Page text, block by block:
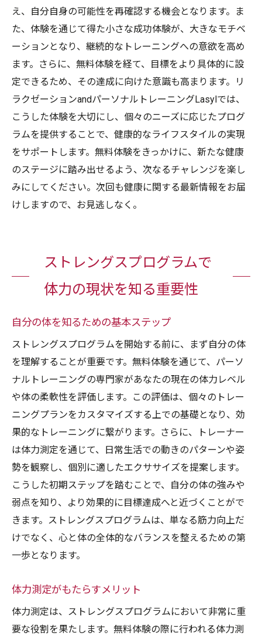
え、自分自身の可能性を再確認する機会となります。ま
た、体験を通じて得た小さな成功体験が、大きなモチベ
ーションとなり、継続的なトレーニングへの意欲を高め
ます。さらに、無料体験を経て、目標をより具体的に設
定できるため、その達成に向けた意識も高まります。リ
ラクゼーションandパーソナルトレーニングLasylでは、
こうした体験を大切にし、個々のニーズに応じたプログ
ラムを提供することで、健康的なライフスタイルの実現
をサポートします。無料体験をきっかけに、新たな健康
のステージに踏み出せるよう、次なるチャレンジを楽し
みにしてください。次回も健康に関する最新情報をお届
けしますので、お見逃しなく。
ストレングスプログラムで
体力の現状を知る重要性
自分の体を知るための基本ステップ
ストレングスプログラムを開始する前に、まず自分の体
を理解することが重要です。無料体験を通じて、パーソ
ナルトレーニングの専門家があなたの現在の体力レベル
や体の柔軟性を評価します。この評価は、個々のトレー
ニングプランをカスタマイズする上での基礎となり、効
果的なトレーニングに繋がります。さらに、トレーナー
は体力測定を通じて、日常生活での動きのパターンや姿
勢を観察し、個別に適したエクササイズを提案します。
こうした初期ステップを踏むことで、自分の体の強みや
弱点を知り、より効果的に目標達成へと近づくことがで
きます。ストレングスプログラムは、単なる筋力向上だ
けでなく、心と体の全体的なバランスを整えるための第
一歩となります。
体力測定がもたらすメリット
体力測定は、ストレングスプログラムにおいて非常に重
要な役割を果たします。無料体験の際に行われる体力測